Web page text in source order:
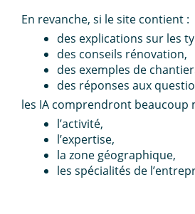
En revanche, si le site contient :
des explications sur les
des conseils rénovation,
des exemples de
des réponses aux
les IA comprendront beaucoup
l’activité,
l’expertise,
la zone géographique,
les spécialités de